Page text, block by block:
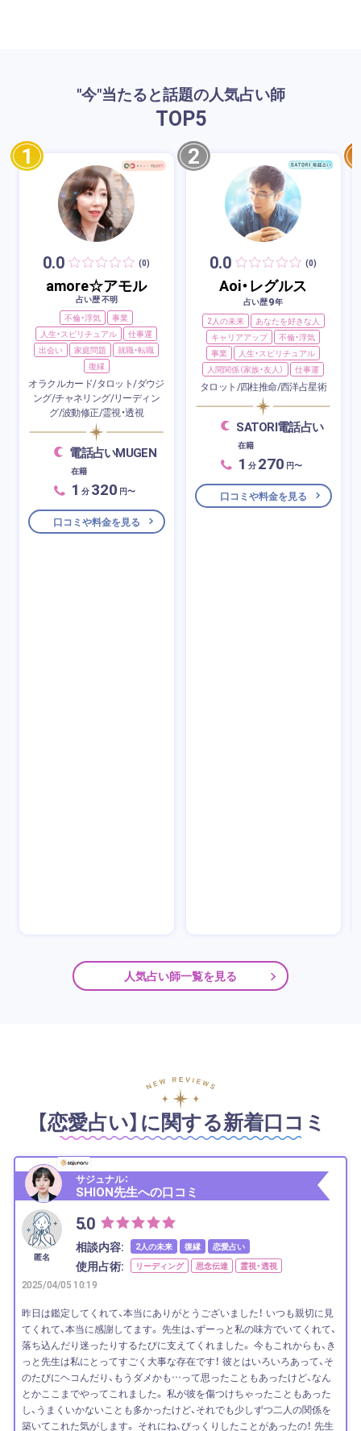
"今"当たると話題の人気占い師
TOP5
1
0.0 (0)
amore☆アモル
占い歴 不明
不倫・浮気
事業
人生・スピリチュアル
仕事運
出会い
家庭問題
就職・転職
復縁
オラクルカード/タロット/ダウジ
ング/チャネリング/リーディン
グ/波動修正/霊視・透視
電話占いMUGEN
在籍
1 分 320 円〜
口コミや料金を見る
2
0.0 (0)
Aoi・レグルス
占い歴9年
2人の未来
あなたを好きな人
キャリアアップ
不倫・浮気
事業
人生・スピリチュアル
人間関係（家族・友人）
仕事運
タロット/四柱推命/西洋占星術
SATORI電話占い
在籍
1 分 270 円〜
口コミや料金を見る
人気占い師一覧を見る
【恋愛占い】に関する新着口コミ
サジュナル：
SHION先生への口コミ
匿名
5.0
相談内容: 2人の未来 復縁 恋愛占い
使用占術: リーディング 思念伝達 霊視・透視
2025/04/05 10:19
昨日は鑑定してくれて、本当にありがとうございました！ いつも親切に見
てくれて、本当に感謝してます。 先生は、ずーっと私の味方でいてくれて、
落ち込んだり迷ったりするたびに支えてくれました。 今もこれからも、き
っと先生は私にとってすごく大事な存在です！ 彼とはいろいろあって、そ
のたびにヘコんだり、もうダメかも…って思ったこともあったけど、なん
とかここまでやってこれました。 私が彼を傷つけちゃったこともあった
し、うまくいかないことも多かったけど、それでも少しずつ二人の関係を
築いてこれた気がします。 それにね、びっくりしたことがあったの！ 先生